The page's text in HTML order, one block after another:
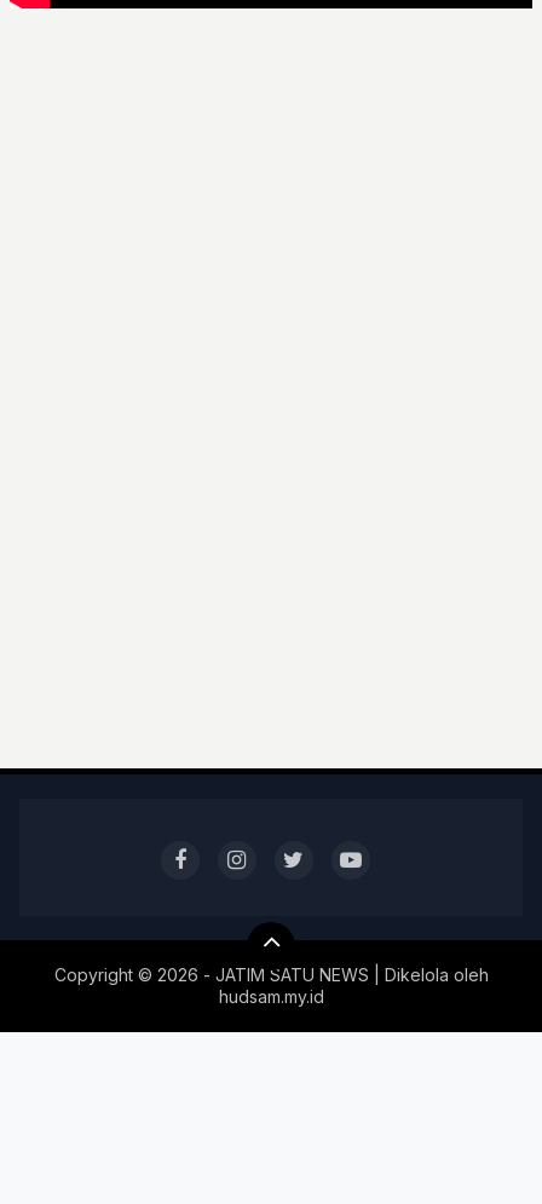
Copyright © 2026 - JATIM SATU NEWS | Dikelola oleh
hudsam.my.id